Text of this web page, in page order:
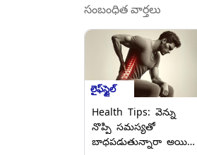
సంబంధిత వార్తలు
లైఫ్‌స్టైల్
Health Tips: వెన్ను
నొప్పి సమస్యతో
బాధపడుతున్నారా అయితే